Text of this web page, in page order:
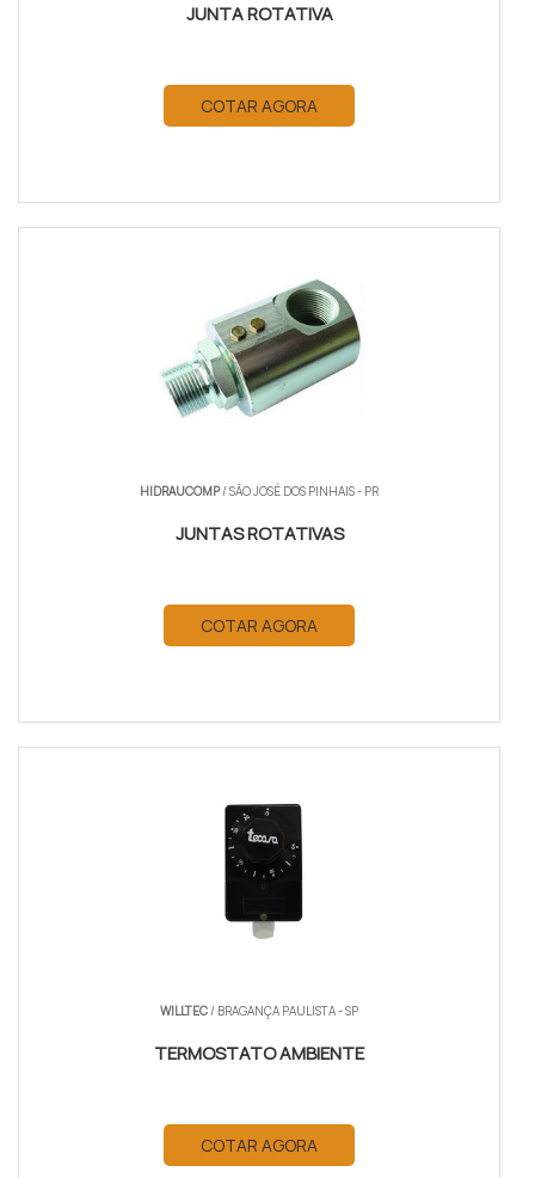
JUNTA ROTATIVA
COTAR AGORA
HIDRAUCOMP/ SÃO JOSÉ DOS PINHAIS - PR
JUNTAS ROTATIVAS
COTAR AGORA
WILLTEC/ BRAGANÇA PAULISTA - SP
TERMOSTATO AMBIENTE
COTAR AGORA